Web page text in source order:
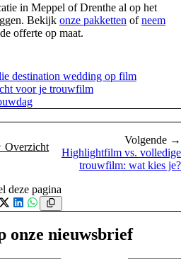
in Meppel of Drenthe al op het
Bekijk onze pakketten ofneem
offerte op maat.
destination wedding op film
voor je trouwfilm
Overzicht
Volgende →
Highlightfilm vs. volledige
trouwfilm: wat kies je?
deze pagina
LinkedIn
WhatsApp
onze nieuwsbrief